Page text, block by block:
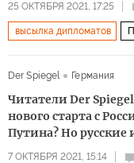
25 ОКТЯБРЯ 2021, 17:25
высылка дипломатов
Der Spiegel Германия
Читатели Der
нового старта с
Путина? Но русские
7 ОКТЯБРЯ 2021, 15:14